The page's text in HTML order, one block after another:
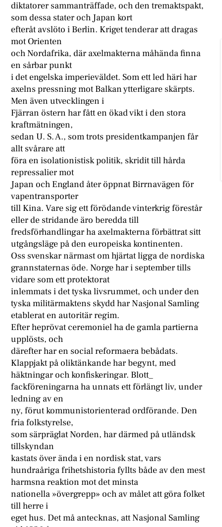
diktatorer sammanträffade, och den tremaktspakt,
som dessa stater och Japan kort
efteråt avslöto i Berlin. Kriget tenderar att dragas
mot Orienten
och Nordafrika, där axelmakterna måhända finna
en sårbar punkt
i det engelska imperieväldet. Som ett led häri har
axelns pressning mot Balkan ytterligare skärpts.
Men även utvecklingen i
Fjärran östern har fått en ökad vikt i den stora
kraftmätningen,
sedan U. S. A., som trots presidentkampanjen får
allt svårare att
föra en isolationistisk politik, skridit till hårda
repressalier mot
Japan och England åter öppnat Birrnavägen för
vapentransporter
till Kina. Vare sig ett förödande vinterkrig förestår
eller de stridande äro beredda till
fredsförhandlingar ha axelmakterna förbättrat sitt
utgångsläge på den europeiska kontinenten.
Oss svenskar närmast om hjärtat ligga de nordiska
grannstaternas öde. Norge har i september tills
vidare som ett protektorat
inlemmats i det tyska livsrummet, och under den
tyska militärmaktens skydd har Nasjonal Samling
etablerat en autoritär regim.
Efter heprövat ceremoniel ha de gamla partierna
upplösts, och
därefter har en social reformaera bebådats.
Klappjakt på oliktänkande har begynt, med
häktningar och konfiskeringar. Blott_
fackföreningarna ha unnats ett förlängt liv, under
ledning av en
ny, förut kommunistorienterad ordförande. Den
fria folkstyrelse,
som särpräglat Norden, har därmed på utländsk
tillskyndan
kastats över ända i en nordisk stat, vars
hundraåriga frihetshistoria fyllts både av den mest
harmsna reaktion mot det minsta
nationella »övergrepp» och av målet att göra folket
till herre i
eget hus. Det må antecknas, att Nasjonal Samling